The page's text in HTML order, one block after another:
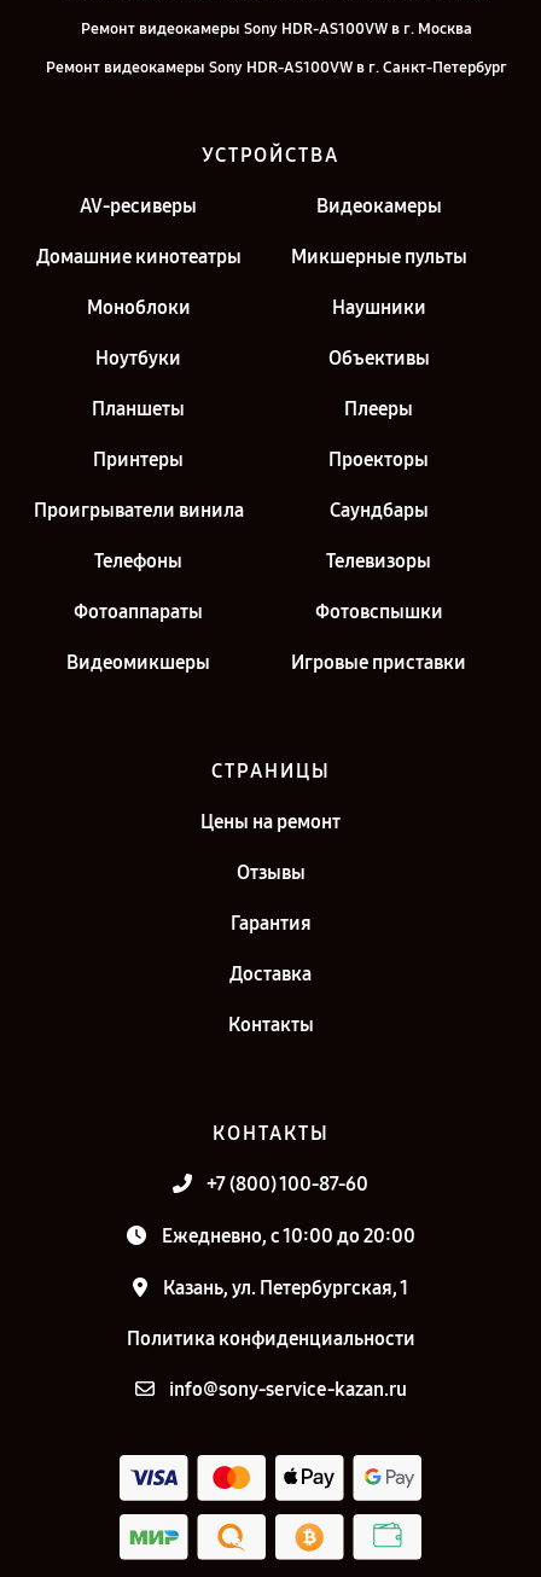
Ремонт видеокамеры Sony HDR-AS100VW в г. Москва
Ремонт видеокамеры Sony HDR-AS100VW в г. Санкт-Петербург
УСТРОЙСТВА
AV-ресиверы Видеокамеры
Домашние кинотеатры Микшерные пульты
Моноблоки Наушники
Ноутбуки Объективы
Планшеты Плееры
Принтеры Проекторы
Проигрыватели винила Саундбары
Телефоны Телевизоры
Фотоаппараты Фотовспышки
Видеомикшеры Игровые приставки
СТРАНИЦЫ
Цены на ремонт
Отзывы
Гарантия
Доставка
Контакты
КОНТАКТЫ
+7 (800) 100-87-60
Ежедневно, с 10:00 до 20:00
Казань, ул. Петербургская, 1
Политика конфиденциальности
info@sony-service-kazan.ru